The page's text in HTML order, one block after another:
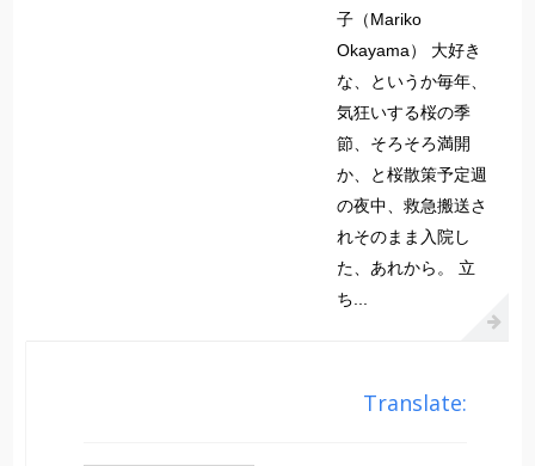
子（Mariko
Okayama） 大好き
な、というか毎年、
気狂いする桜の季
節、そろそろ満開
か、と桜散策予定週
の夜中、救急搬送さ
れそのまま入院し
た、あれから。 立
ち...
Translate: